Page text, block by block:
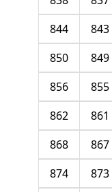
843
844
849
850
855
856
861
862
867
868
873
874